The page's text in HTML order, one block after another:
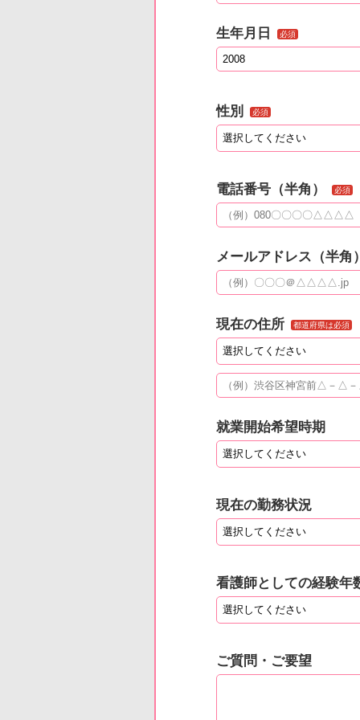
生年月日 必須
性別 必須
電話番号（半角） 必須
メールアドレス（半角
現在の住所 都道府県は必須
就業開始希望時期
現在の勤務状況
看護師としての経験年
ご質問・ご要望